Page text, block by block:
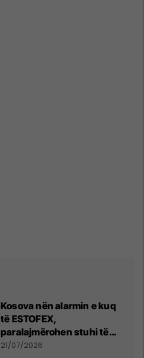
Kosova nën alarmin e kuq
të ESTOFEX,
paralajmërohen stuhi të
fuqishme me breshër dhe
21/07/2026